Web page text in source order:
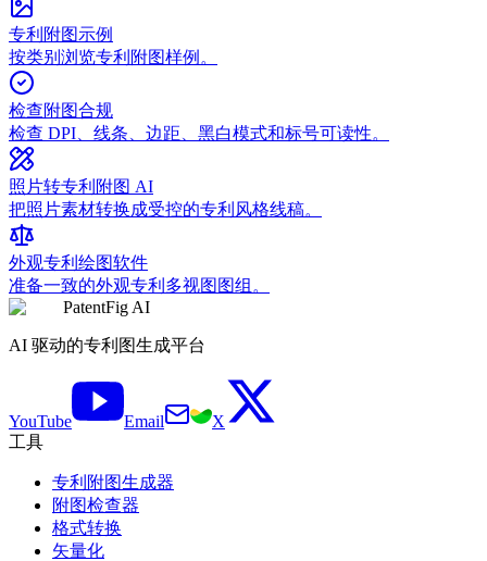
专利附图示例
按类别浏览专利附图样例。
检查附图合规
检查 DPI、线条、边距、黑白模式和标号可读性。
照片转专利附图 AI
把照片素材转换成受控的专利风格线稿。
外观专利绘图软件
准备一致的外观专利多视图图组。
PatentFig AI
AI 驱动的专利图生成平台
YouTube Email
X
工具
专利附图生成器
附图检查器
格式转换
矢量化